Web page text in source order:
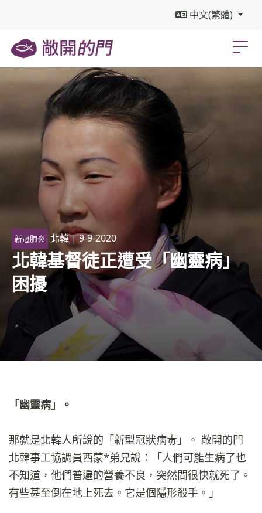
中文(繁體)
新冠肺炎 北韓| 9-9-2020
北韓基督徒正遭受「幽靈病」
困擾
「幽靈病」。
那就是北韓人所說的「新型冠狀病毒」。 敞開的門
北韓事工協調員西蒙*弟兄說：「人們可能生病了也
不知道，他們普遍的營養不良，突然間很快就死了。
有些甚至倒在地上死去。它是個隱形殺手。」